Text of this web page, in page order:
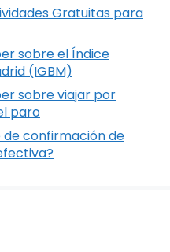
Gratuitas para
sobre el Índice
(IGBM)
sobre viajar por
paro
confirmación de